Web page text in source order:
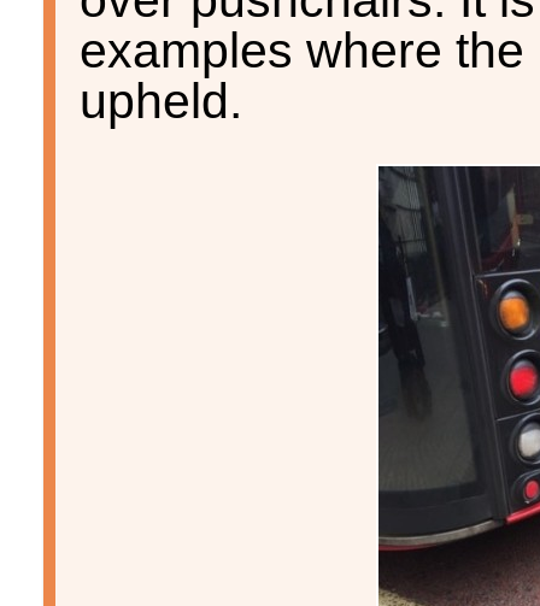
examples where
upheld.